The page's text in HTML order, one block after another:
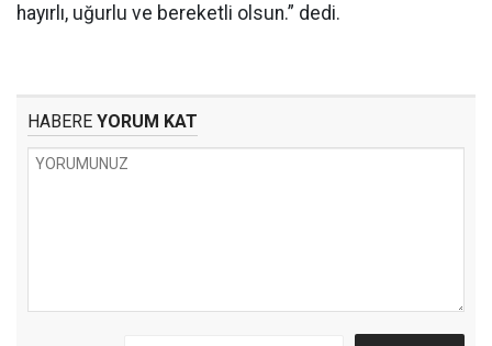
hayırlı, uğurlu ve bereketli olsun.” dedi.
HABERE YORUM KAT